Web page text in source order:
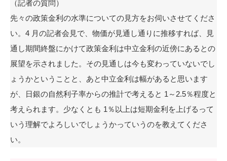
（記者の質問）
先々の政策金利の水準についての見方をお伺いさせてくださ
い。4 月の記者会見で、物価が見通し通りに推移すれば、見
通し期間終盤にかけて政策金利は中立金利の近傍にあるとの
展望を示されました。その見通しは今も変わっていないでし
ょうかということと、あと中立金利は幅があると思います
が、日銀の自然利子率からの推計で考えると 1～2.5％程度と
考えられます。少なくとも 1％以上は短期金利を上げるって
いう理解でよろしいでしょうかっていうのを教えてくださ
い。